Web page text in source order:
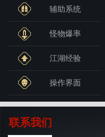
辅助系统
怪物爆率
江湖经验
操作界面
联系我们